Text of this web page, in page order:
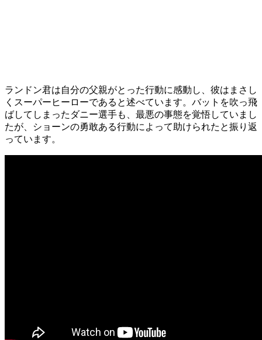
ランドン君は自分の父親がとった行動に感動し、彼はまさし
くスーパーヒーローであると述べています。バットを吹っ飛
ばしてしまったダニー選手も、最悪の事態を覚悟していまし
たが、ショーンの勇敢ある行動によって助けられたと振り返
っています。